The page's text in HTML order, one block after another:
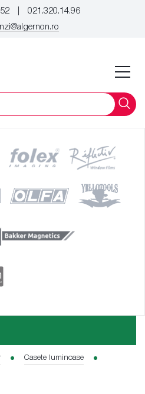
021.320.14.96
Casete luminoase